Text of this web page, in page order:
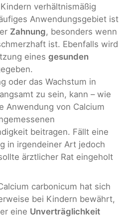
verhältnismäßig
Anwendungsgebiet ist
Zahnung, besonders wenn
ist. Ebenfalls wird
eines gesunden
oder das Wachstum in
zu sein, kann – wie
Anwendung von Calcium
beitragen. Fällt eine
in irgendeiner Art jedoch
ärztlicher Rat eingeholt
carbonicum hat sich
bei Kindern bewährt,
eine Unverträglichkeit